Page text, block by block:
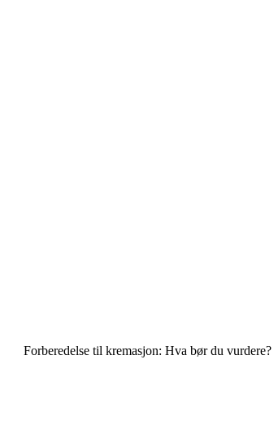
Forberedelse til kremasjon: Hva bør du vurdere?